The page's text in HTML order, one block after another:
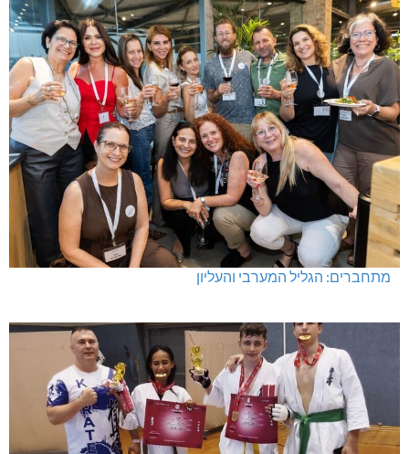
מעלות-תרשיחא: פסטיבל "באגליל - שכנים"
מתחברים: הגליל המערבי והעליון